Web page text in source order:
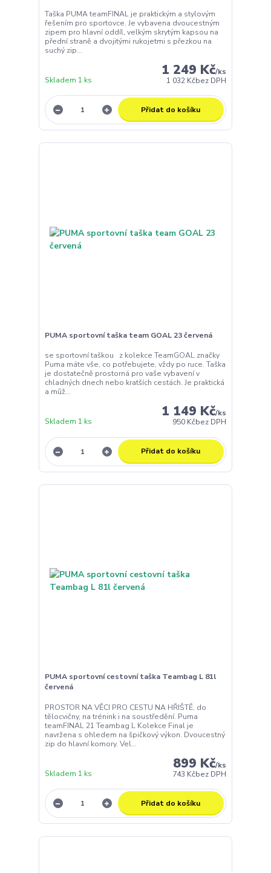
Taška PUMA teamFINAL je praktickým a stylovým
řešením pro sportovce. Je vybavena dvoucestným
zipem pro hlavní oddíl, velkým skrytým kapsou na
přední straně a dvojitými rukojetmi s přezkou na
suchý zip...
1 249 Kč/ks
1 032 Kčbez DPH
Skladem 1 ks
Přidat do košíku
PUMA sportovní taška team GOAL 23 červená
se sportovní taškou z kolekce TeamGOAL značky
Puma máte vše, co potřebujete, vždy po ruce. Taška
je dostatečně prostorná pro vaše vybavení v
chladných dnech nebo kratších cestách. Je praktická
a můž...
1 149 Kč/ks
950 Kčbez DPH
Skladem 1 ks
Přidat do košíku
PUMA sportovní cestovní taška Teambag L 81l
červená
PROSTOR NA VĚCI PRO CESTU NA HŘIŠTĚ, do
tělocvičny, na trénink i na soustředění. Puma
teamFINAL 21 Teambag L Kolekce Final je
navržena s ohledem na špičkový výkon. Dvoucestný
zip do hlavní komory. Vel...
899 Kč/ks
743 Kčbez DPH
Skladem 1 ks
Přidat do košíku